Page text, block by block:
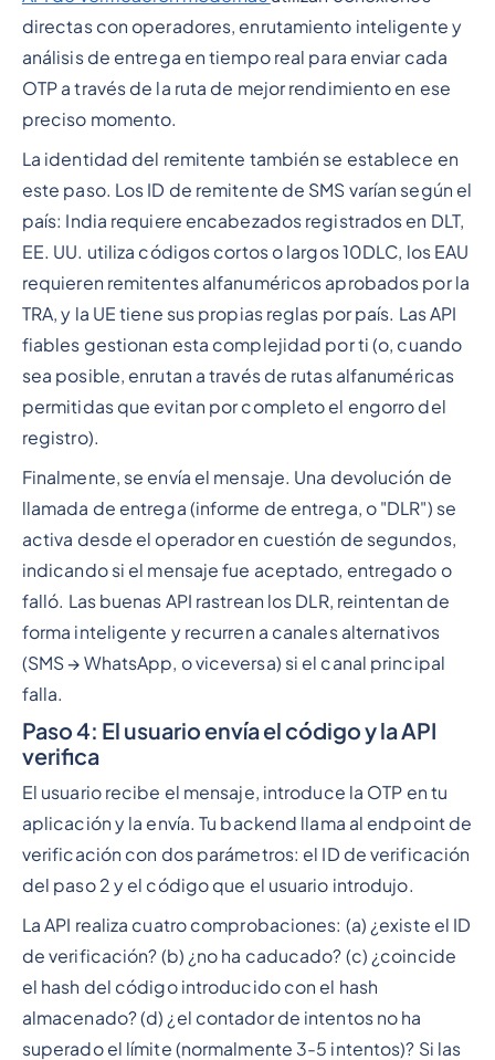
directas con operadores, enrutamiento inteligente y
análisis de entrega en tiempo real para enviar cada
OTP a través de la ruta de mejor rendimiento en ese
preciso momento.
La identidad del remitente también se establece en
este paso. Los ID de remitente de SMS varían según el
país: India requiere encabezados registrados en DLT,
EE. UU. utiliza códigos cortos o largos 10DLC, los EAU
requieren remitentes alfanuméricos aprobados por la
TRA, y la UE tiene sus propias reglas por país. Las API
fiables gestionan esta complejidad por ti (o, cuando
sea posible, enrutan a través de rutas alfanuméricas
permitidas que evitan por completo el engorro del
registro).
Finalmente, se envía el mensaje. Una devolución de
llamada de entrega (informe de entrega, o "DLR") se
activa desde el operador en cuestión de segundos,
indicando si el mensaje fue aceptado, entregado o
falló. Las buenas API rastrean los DLR, reintentan de
forma inteligente y recurren a canales alternativos
(SMS → WhatsApp, o viceversa) si el canal principal
falla.
Paso 4: El usuario envía el código y la API
verifica
El usuario recibe el mensaje, introduce la OTP en tu
aplicación y la envía. Tu backend llama al endpoint de
verificación con dos parámetros: el ID de verificación
del paso 2 y el código que el usuario introdujo.
La API realiza cuatro comprobaciones: (a) ¿existe el ID
de verificación? (b) ¿no ha caducado? (c) ¿coincide
el hash del código introducido con el hash
almacenado? (d) ¿el contador de intentos no ha
superado el límite (normalmente 3-5 intentos)? Si las